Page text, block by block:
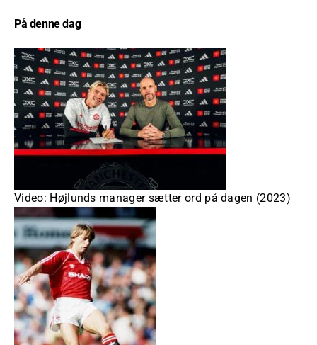
På denne dag
Video: Højlunds manager sætter ord på dagen (2023)